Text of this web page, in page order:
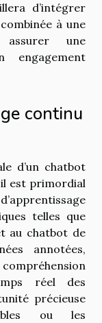
d’intégrer
à une
assurer une
engagement
continu
d’un chatbot
il est primordial
telles que
au chatbot de
annotées,
réel des
précieuse
ou les